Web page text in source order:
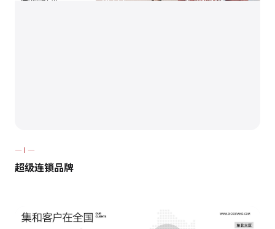
— I —
超级连锁品牌